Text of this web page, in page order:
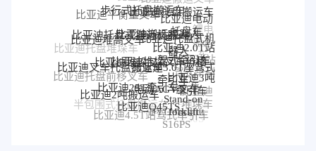
比亚迪平衡重叉车
步行式托盘搬运车
比亚迪托盘搬运车
比亚迪电动
托盘车锂电
搬运
车
比亚迪托盘堆垛车
比亚迪堆高叉车
比亚迪托盘式搬运机器人
比亚迪搬运机器人
比亚迪托盘式机
器人
比亚迪2.0T站
驾式牵引车
比亚迪站
驾式牵引
车
比亚迪托盘前移叉车
比亚迪叉车托盘搬运车
比亚迪堆垛叉车
比亚迪堆垛叉车价格
比亚迪3.0T座驾式
牵引车
比亚迪3吨
牵引车
比亚迪
堆垛车
比亚迪
P30S
比亚迪仓储叉车
半包围式托盘搬运车
比亚迪2吨搬运车
比亚迪25T牵引车
电动AGV叉车
Stand-on
forklift
BYD forklift
S16PS
比亚迪4.5T站驾式牵引车
比亚迪Q45TS